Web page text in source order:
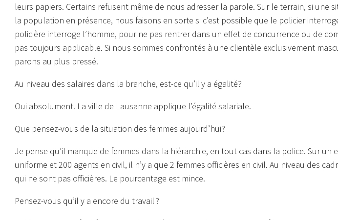
leurs papiers. Certains refusent même de nous adresser la parole. Sur le terrain, si une
la population en présence, nous faisons en sorte si c’est possible que le policier
policière interroge l’homme, pour ne pas rentrer dans un effet de concurrence ou de
pas toujours applicable. Si nous sommes confrontés à une clientèle exclusivement
parons au plus pressé.
Au niveau des salaires dans la branche, est-ce qu’il y a égalité?
Oui absolument. La ville de Lausanne applique l’égalité salariale.
Que pensez-vous de la situation des femmes aujourd’hui?
Je pense qu’il manque de femmes dans la hiérarchie, en tout cas dans la police. Sur un
uniforme et 200 agents en civil, il n’y a que 2 femmes officières en civil. Au niveau des
qui ne sont pas officières. Le pourcentage est mince.
Pensez-vous qu’il y a encore du travail ?